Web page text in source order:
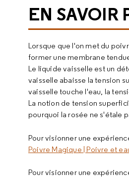
EN SAVOIR
Lorsque que l'on met du
former une membrane
Le liquide vaisselle est un
vaisselle abaisse la tension
vaisselle touche l'eau, la
La notion de tension
pourquoi la rosée ne s'étale
Pour visionner une
Poivre Magique | Poivre et
Pour visionner une